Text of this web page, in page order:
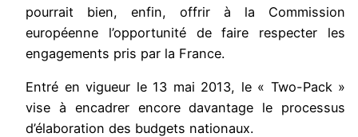
pourrait bien, enfin, offrir à la Commission
européenne l’opportunité de faire respecter les
engagements pris par la France.
Entré en vigueur le 13 mai 2013, le « Two-Pack »
vise à encadrer encore davantage le processus
d’élaboration des budgets nationaux.